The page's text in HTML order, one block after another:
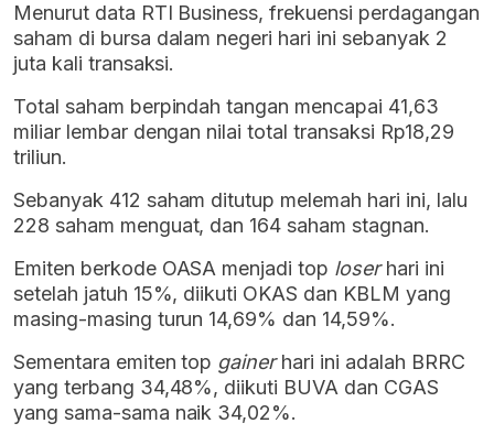
Menurut data RTI Business, frekuensi perdagangan
saham di bursa dalam negeri hari ini sebanyak 2
juta kali transaksi.
Total saham berpindah tangan mencapai 41,63
miliar lembar dengan nilai total transaksi Rp18,29
triliun.
Sebanyak 412 saham ditutup melemah hari ini, lalu
228 saham menguat, dan 164 saham stagnan.
Emiten berkode OASA menjadi top loserhari ini
setelah jatuh 15%, diikuti OKAS dan KBLM yang
masing-masing turun 14,69% dan 14,59%.
Sementara emiten top gainerhari ini adalah BRRC
yang terbang 34,48%, diikuti BUVA dan CGAS
yang sama-sama naik 34,02%.